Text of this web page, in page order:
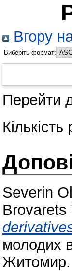
Вгору
Виберіть формат:
Перейти
Кількість
Severin
Brovarets
молодих
Житомир.